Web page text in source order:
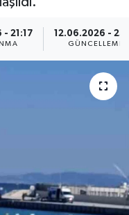
- 21:17 12.06.2026 -
GÜNCELLEME